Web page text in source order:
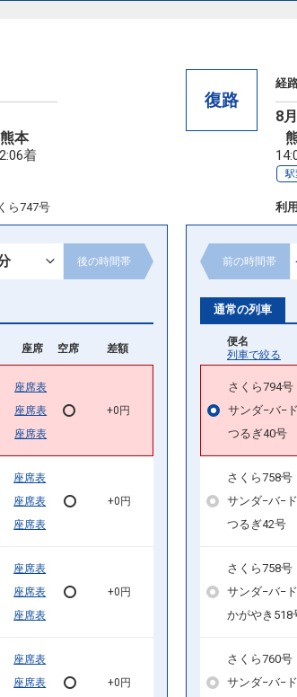
熊本
着
ら747号
後の時間帯
座席 空席 差額
座席表
座席表
座席表
+0円
座席表
座席表
座席表
+0円
座席表
座席表
座席表
+0円
座席表
座席表 +0円
復路
経
8
駅
利
前の時間帯
通常の列車
便名
列車で絞る
さくら794号
サンダ−バ−
つるぎ40号
さくら758号
サンダ−バ−
つるぎ42号
さくら758号
サンダ−バ−
かがやき518
さくら760号
サンダ−バ−